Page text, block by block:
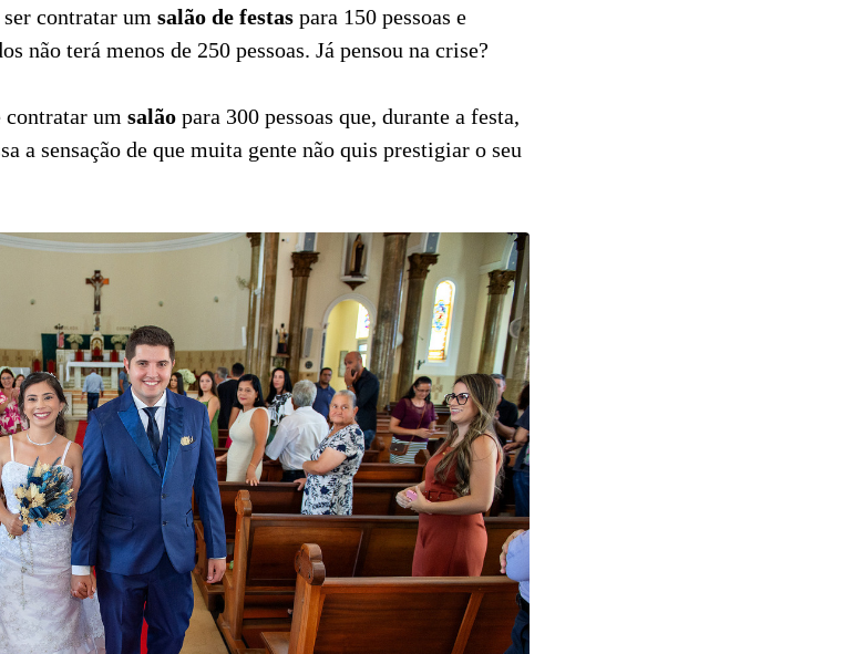
contratar um salão de festas para 150 pessoas e
não terá menos de 250 pessoas. Já pensou na crise?
contratar um salão para 300 pessoas que, durante a festa,
a sensação de que muita gente não quis prestigiar o seu